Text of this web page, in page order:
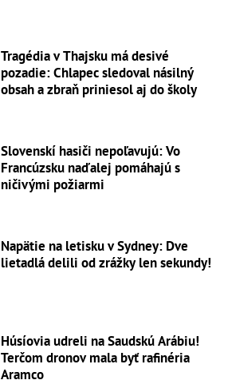
Tragédia v Thajsku má desivé
pozadie: Chlapec sledoval násilný
obsah a zbraň priniesol aj do školy
Slovenskí hasiči nepoľavujú: Vo
Francúzsku naďalej pomáhajú s
ničivými požiarmi
Napätie na letisku v Sydney: Dve
lietadlá delili od zrážky len sekundy!
Húsíovia udreli na Saudskú Arábiu!
Terčom dronov mala byť rafinéria
Aramco